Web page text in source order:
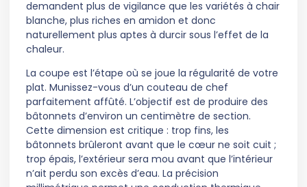
demandent plus de vigilance que les variétés à chair
blanche, plus riches en amidon et donc
naturellement plus aptes à durcir sous l’effet de la
chaleur.
La coupe est l’étape où se joue la régularité de votre
plat. Munissez-vous d’un couteau de chef
parfaitement affûté. L’objectif est de produire des
bâtonnets d’environ un centimètre de section.
Cette dimension est critique : trop fins, les
bâtonnets brûleront avant que le cœur ne soit cuit ;
trop épais, l’extérieur sera mou avant que l’intérieur
n’ait perdu son excès d’eau. La précision